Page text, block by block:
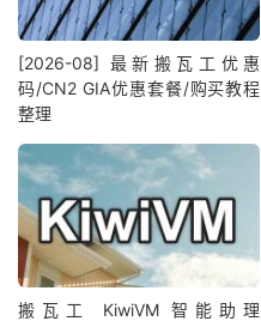
[2026-08] 最新搬瓦工优惠
码/CN2 GIA优惠套餐/购买教程
整理
搬瓦工 KiwiVM 智能助理